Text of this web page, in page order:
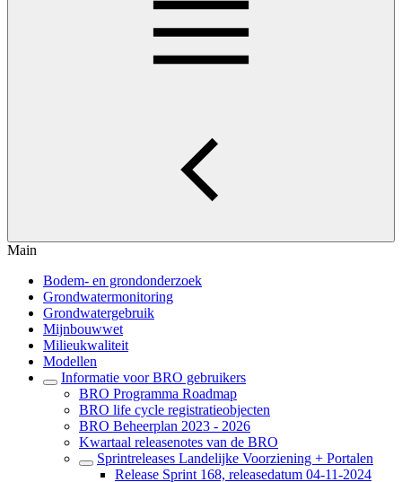
Main
Bodem- en grondonderzoek
Grondwatermonitoring
Grondwatergebruik
Mijnbouwwet
Milieukwaliteit
Modellen
Informatie voor BRO gebruikers
BRO Programma Roadmap
BRO life cycle registratieobjecten
BRO Beheerplan 2023 - 2026
Kwartaal releasenotes van de BRO
Sprintreleases Landelijke Voorziening + Portalen
Release Sprint 168, releasedatum 04-11-2024